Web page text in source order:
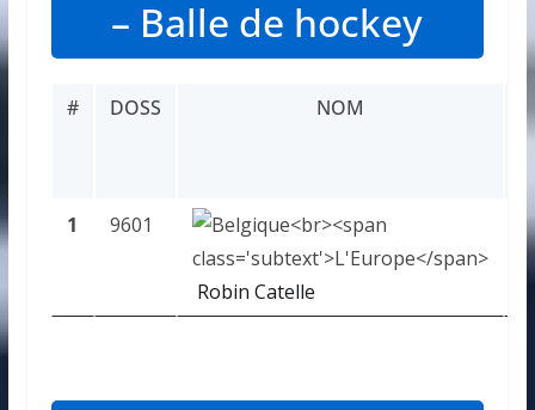
– Balle de hockey
# DOSS NOM
1 9601
Robin Catelle